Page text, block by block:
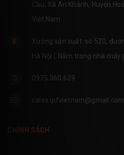
Cầu, Xã An Khánh, Huyện
Việt Nam
Xưởng sản xuất: số 520,
Hà Nội ( Nằm trong nhà máy
0975.360.629
sales.ipfvietnam@gmail.com
CHÍNH SÁCH